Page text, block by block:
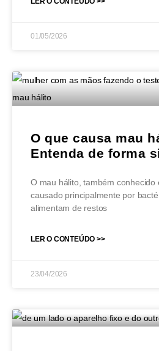
01/05/2026
O que causa mau
Entenda de forma
O mau hálito, também conhecido
causado principalmente por
alimentam de restos
LER O CONTEÚDO >>
23/04/2026